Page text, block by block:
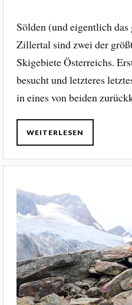
Sölden (und eigentlich das
Zillertal sind zwei der
Skigebiete Österreichs.
besucht und letzteres
in eines von beiden
WEITERLESEN